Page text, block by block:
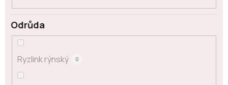
Odrůda
Ryzlink rýnský 0